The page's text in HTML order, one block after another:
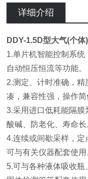
详细介绍
DDY-1.5D型大气(个体
1.单片机智能控制系统
自动恒压恒流等功能。
2.测定、计时准确，
凑，兼容性强，操作简
3.采用进口低耗能隔
酸碱、防老化、寿命长
4.连续或间歇采样，
可与有关仪器配套使用
5.可与各种液体吸收